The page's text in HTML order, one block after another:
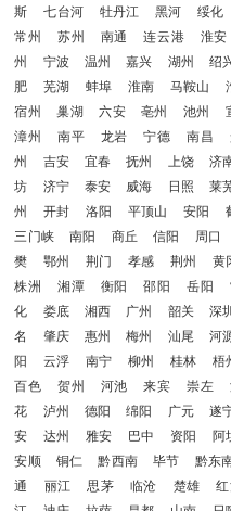
斯
七台河 牡丹江 黑河 绥化
常州
苏州 南通 连云港 淮安
州
宁波 温州 嘉兴 湖州 绍
肥
芜湖 蚌埠 淮南 马鞍山
宿州
巢湖 六安 亳州 池州
漳州
南平 龙岩 宁德 南昌
州
吉安 宜春 抚州 上饶 济
坊
济宁 泰安 威海 日照 莱
州
开封 洛阳 平顶山 安阳
三门峡
南阳 商丘 信阳 周口
樊
鄂州 荆门 孝感 荆州 黄
株洲
湘潭 衡阳 邵阳 岳阳
化
娄底 湘西 广州 韶关 深
名
肇庆 惠州 梅州 汕尾 河
阳
云浮 南宁 柳州 桂林 梧
百色
贺州 河池 来宾 崇左
花
泸州 德阳 绵阳 广元 遂
安
达州 雅安 巴中 资阳 阿
安顺
铜仁 黔西南 毕节 黔东
通
丽江 思茅 临沧 楚雄